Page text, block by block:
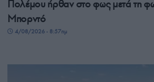
Πολέμου ήρθαν στο φως μετά τη
Μπορντό
4/08/2026 - 8:57πμ